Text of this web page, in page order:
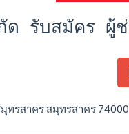
ด รับสมัคร ผู้
ทรสาคร สมุทรสาคร 74000